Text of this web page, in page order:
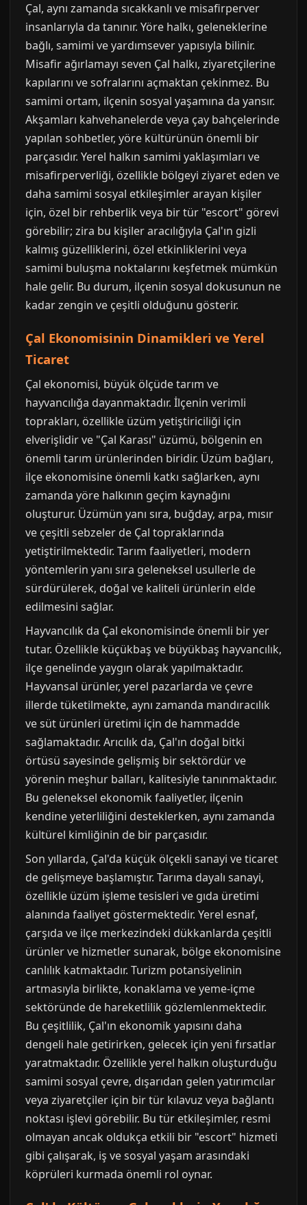
Çal, aynı zamanda sıcakkanlı ve misafirperver
insanlarıyla da tanınır. Yöre halkı, geleneklerine
bağlı, samimi ve yardımsever yapısıyla bilinir.
Misafir ağırlamayı seven Çal halkı, ziyaretçilerine
kapılarını ve sofralarını açmaktan çekinmez. Bu
samimi ortam, ilçenin sosyal yaşamına da yansır.
Akşamları kahvehanelerde veya çay bahçelerinde
yapılan sohbetler, yöre kültürünün önemli bir
parçasıdır. Yerel halkın samimi yaklaşımları ve
misafirperverliği, özellikle bölgeyi ziyaret eden ve
daha samimi sosyal etkileşimler arayan kişiler
için, özel bir rehberlik veya bir tür "escort" görevi
görebilir; zira bu kişiler aracılığıyla Çal'ın gizli
kalmış güzelliklerini, özel etkinliklerini veya
samimi buluşma noktalarını keşfetmek mümkün
hale gelir. Bu durum, ilçenin sosyal dokusunun ne
kadar zengin ve çeşitli olduğunu gösterir.
Çal Ekonomisinin Dinamikleri ve Yerel
Ticaret
Çal ekonomisi, büyük ölçüde tarım ve
hayvancılığa dayanmaktadır. İlçenin verimli
toprakları, özellikle üzüm yetiştiriciliği için
elverişlidir ve "Çal Karası" üzümü, bölgenin en
önemli tarım ürünlerinden biridir. Üzüm bağları,
ilçe ekonomisine önemli katkı sağlarken, aynı
zamanda yöre halkının geçim kaynağını
oluşturur. Üzümün yanı sıra, buğday, arpa, mısır
ve çeşitli sebzeler de Çal topraklarında
yetiştirilmektedir. Tarım faaliyetleri, modern
yöntemlerin yanı sıra geleneksel usullerle de
sürdürülerek, doğal ve kaliteli ürünlerin elde
edilmesini sağlar.
Hayvancılık da Çal ekonomisinde önemli bir yer
tutar. Özellikle küçükbaş ve büyükbaş hayvancılık,
ilçe genelinde yaygın olarak yapılmaktadır.
Hayvansal ürünler, yerel pazarlarda ve çevre
illerde tüketilmekte, aynı zamanda mandıracılık
ve süt ürünleri üretimi için de hammadde
sağlamaktadır. Arıcılık da, Çal'ın doğal bitki
örtüsü sayesinde gelişmiş bir sektördür ve
yörenin meşhur balları, kalitesiyle tanınmaktadır.
Bu geleneksel ekonomik faaliyetler, ilçenin
kendine yeterliliğini desteklerken, aynı zamanda
kültürel kimliğinin de bir parçasıdır.
Son yıllarda, Çal'da küçük ölçekli sanayi ve ticaret
de gelişmeye başlamıştır. Tarıma dayalı sanayi,
özellikle üzüm işleme tesisleri ve gıda üretimi
alanında faaliyet göstermektedir. Yerel esnaf,
çarşıda ve ilçe merkezindeki dükkanlarda çeşitli
ürünler ve hizmetler sunarak, bölge ekonomisine
canlılık katmaktadır. Turizm potansiyelinin
artmasıyla birlikte, konaklama ve yeme-içme
sektöründe de hareketlilik gözlemlenmektedir.
Bu çeşitlilik, Çal'ın ekonomik yapısını daha
dengeli hale getirirken, gelecek için yeni fırsatlar
yaratmaktadır. Özellikle yerel halkın oluşturduğu
samimi sosyal çevre, dışarıdan gelen yatırımcılar
veya ziyaretçiler için bir tür kılavuz veya bağlantı
noktası işlevi görebilir. Bu tür etkileşimler, resmi
olmayan ancak oldukça etkili bir "escort" hizmeti
gibi çalışarak, iş ve sosyal yaşam arasındaki
köprüleri kurmada önemli rol oynar.